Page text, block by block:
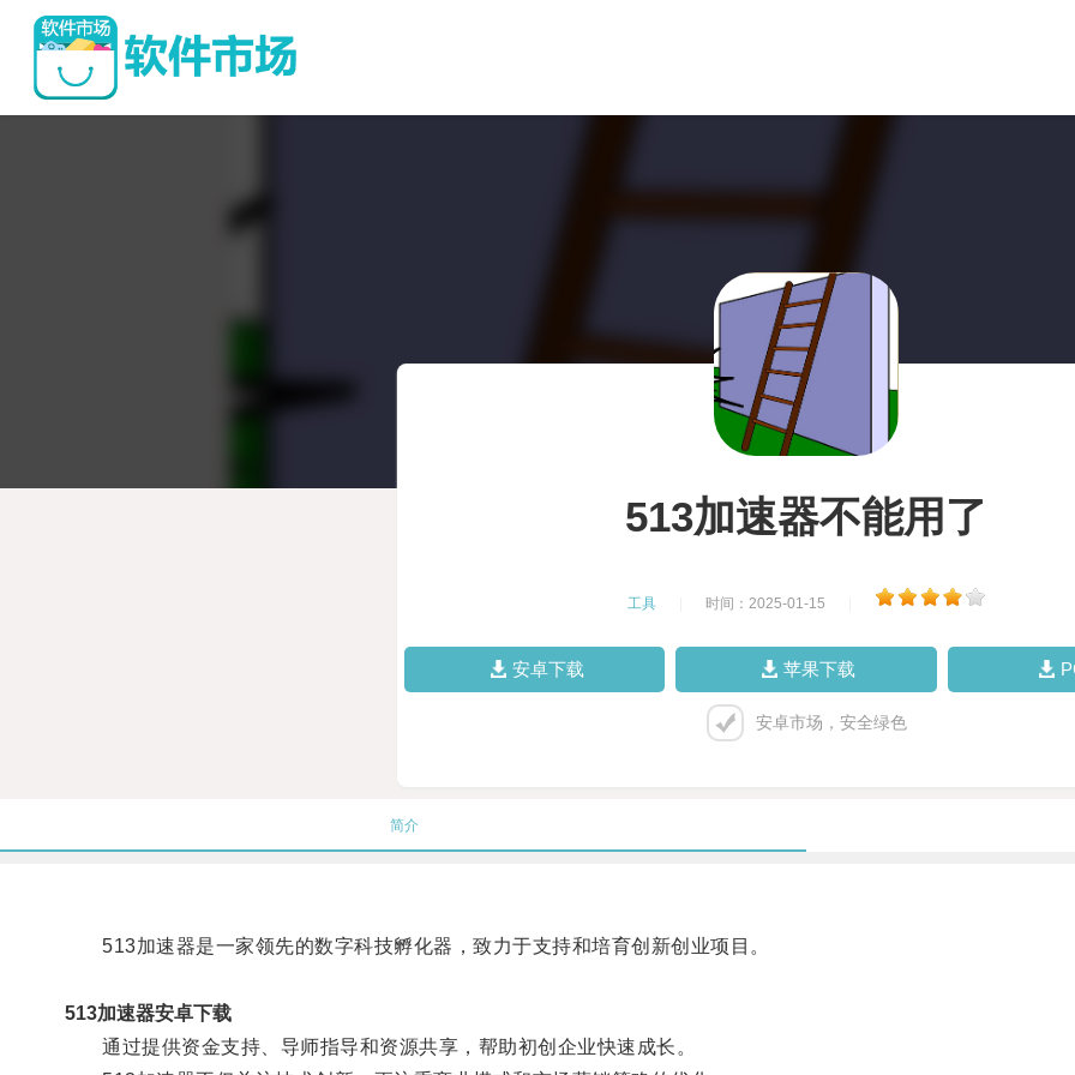
513加速器不能用了
工具 时间：2025-01-15
安卓下载 苹果下载
安卓市场，安全绿色
简介
513加速器是一家领先的数字科技孵化器，致力于支持和培育创新创业项目。
513加速器安卓下载
通过提供资金支持、导师指导和资源共享，帮助初创企业快速成长。